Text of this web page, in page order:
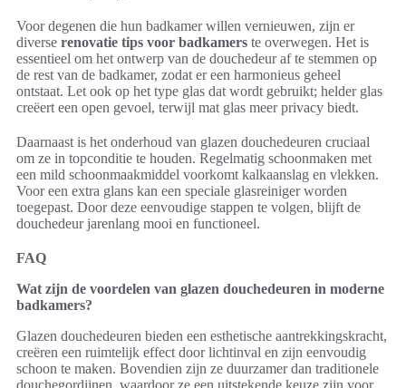
Voor degenen die hun badkamer willen vernieuwen, zijn er
diverse renovatie tips voor badkamers te overwegen. Het is
essentieel om het ontwerp van de douchedeur af te stemmen op
de rest van de badkamer, zodat er een harmonieus geheel
ontstaat. Let ook op het type glas dat wordt gebruikt; helder glas
creëert een open gevoel, terwijl mat glas meer privacy biedt.
Daarnaast is het onderhoud van glazen douchedeuren cruciaal
om ze in topconditie te houden. Regelmatig schoonmaken met
een mild schoonmaakmiddel voorkomt kalkaanslag en vlekken.
Voor een extra glans kan een speciale glasreiniger worden
toegepast. Door deze eenvoudige stappen te volgen, blijft de
douchedeur jarenlang mooi en functioneel.
FAQ
Wat zijn de voordelen van glazen douchedeuren in moderne
badkamers?
Glazen douchedeuren bieden een esthetische aantrekkingskracht,
creëren een ruimtelijk effect door lichtinval en zijn eenvoudig
schoon te maken. Bovendien zijn ze duurzamer dan traditionele
douchegordijnen, waardoor ze een uitstekende keuze zijn voor